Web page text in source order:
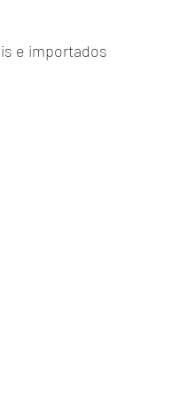
e importados